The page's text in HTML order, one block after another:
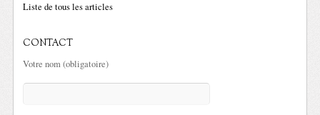
Liste de tous les articles
CONTACT
Votre nom (obligatoire)